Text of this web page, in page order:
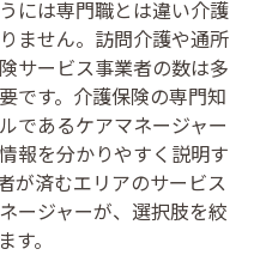
には専門職とは違い介護
ません。訪問介護や通所
サービス事業者の数は多
です。介護保険の専門知
であるケアマネージャー
報を分かりやすく説明す
が済むエリアのサービス
ージャーが、選択肢を絞
。